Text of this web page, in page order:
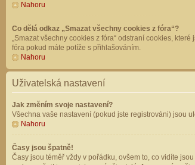
Nahoru
Co dělá odkaz „Smazat všechny cookies z fóra“?
„Smazat všechny cookies z fóra“ odstraní cookies,
fóra pokud máte potíže s přihlašováním.
Nahoru
Uživatelská nastavení
Jak změním svoje nastavení?
Všechna vaše nastavení (pokud jste registrováni) jsou
Nahoru
Časy jsou špatně!
Časy jsou téměř vždy v pořádku, ovšem to, co vidíte